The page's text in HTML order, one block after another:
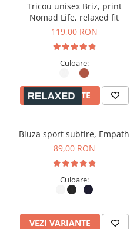
Tricou unisex Briz, print
Nomad Life, relaxed fit
119,00 RON
Culoare:
VEZI VARIANTE
Bluza sport subtire, Empath
89,00 RON
Culoare:
VEZI VARIANTE